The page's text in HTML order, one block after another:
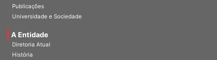
Publicações
Universidade e Sociedade
A Entidade
Diretoria Atual
História